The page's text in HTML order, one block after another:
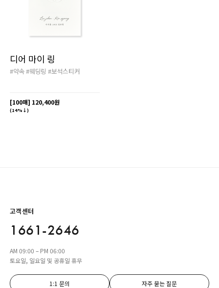
디어 마이 링
#약속#웨딩링 #보석스티커
[100매] 120,400원
(14%↓)
고객센터
1661-2646
AM 09:00 – PM 06:00
토요일, 일요일 및 공휴일 휴무
1:1 문의 자주 묻는 질문